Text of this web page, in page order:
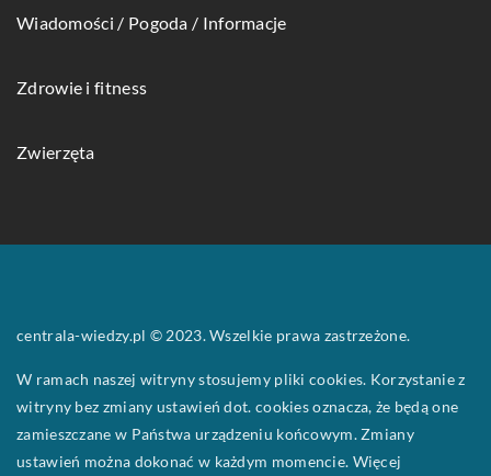
Wiadomości / Pogoda / Informacje
Zdrowie i fitness
Zwierzęta
centrala-wiedzy.pl © 2023. Wszelkie prawa zastrzeżone.
W ramach naszej witryny stosujemy pliki cookies. Korzystanie z
witryny bez zmiany ustawień dot. cookies oznacza, że będą one
zamieszczane w Państwa urządzeniu końcowym. Zmiany
ustawień można dokonać w każdym momencie. Więcej